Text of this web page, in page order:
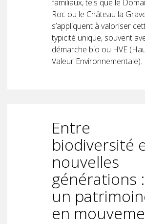
familiaux, tels que le
Roc ou le Château la
s’appliquent à valoriser
typicité unique, souvent
démarche bio ou HVE
Valeur Environnementale).
Entre
biodiversité
nouvelles
générations :
un
en